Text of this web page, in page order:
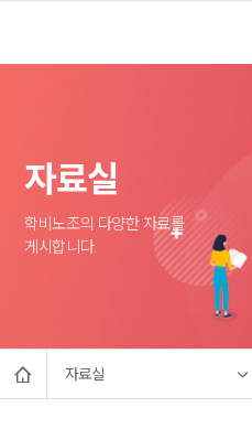
자료실
학비노조의 다양한 자료를
게시합니다.
자료실